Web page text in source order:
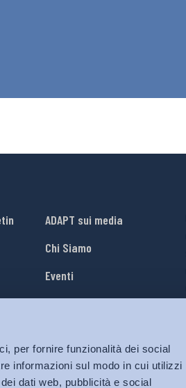
per fornire funzionalità dei social
informazioni sul modo in cui utilizzi
dati web, pubblicità e social
ADAPT sui media
Chi Siamo
Eventi
Lavora con Noi